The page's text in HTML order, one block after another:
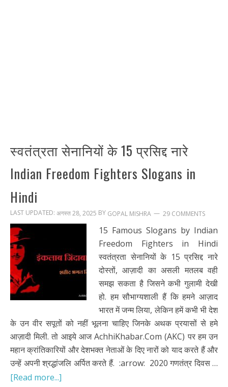
स्वतंत्रता सेनानियों के 15 प्रसिद्द नारे
Indian Freedom Fighters Slogans in
Hindi
LAST UPDATED: अगस्त 28, 2025 BY GOPAL MISHRA 29 COMMENTS
15 Famous Slogans by Indian
Freedom Fighters in Hindi
स्वतंत्रता सेनानियों के 15 प्रसिद्द नारे
दोस्तों, आज़ादी का असली मतलब वही
समझ सकता है जिसने कभी गुलामी देखी
हो. हम सौभाग्यशाली हैं कि हमने आज़ाद
भारत में जन्म लिया, लेकिन हमें कभी भी देश
के उन वीर सपूतों को नहीं भूलना चाहिए जिनके अथक प्रयासों से हमे
आज़ादी मिली. तो आइये आज AchhiKhabar.Com (AKC) पर हम उन
महान क्रांतिकारियों और देशभक्त नेताओं के दिए नारों को याद करते हैं और
उन्हें अपनी श्रद्धांजलि अर्पित करते हैं. :arrow: 2020 गणतंत्र दिवस …
[Read more...]